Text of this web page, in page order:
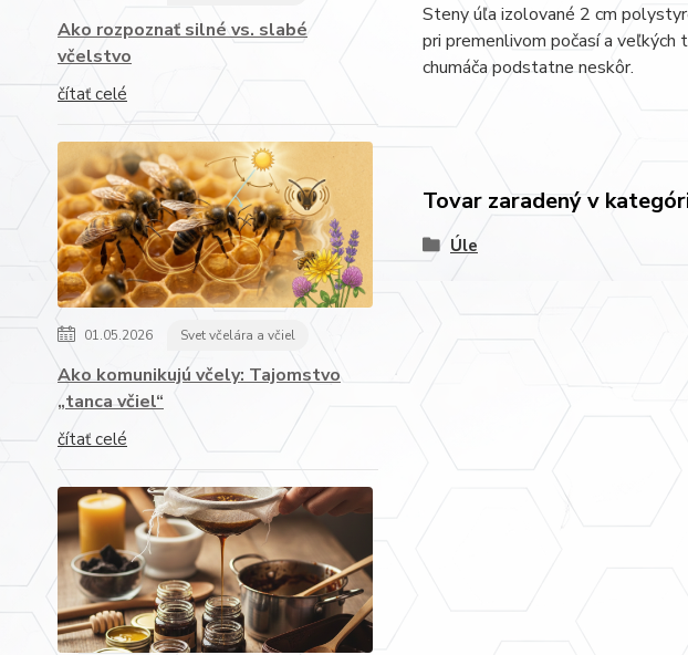
Ako rozpoznať silné vs. slabé
včelstvo
čítať celé
01.05.2026 Svet včelára a včiel
Ako komunikujú včely: Tajomstvo
„tanca včiel“
čítať celé
Steny úľa izolované 2 cm
pri premenlivom počasí a
chumáča podstatne neskôr.
Tovar zaradený v
Úle